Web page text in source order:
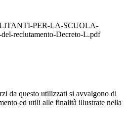
PER-LA-SCUOLA-
reclutamento-Decreto-L.pdf
da questo utilizzati si avvalgono di
ed utili alle finalità illustrate nella